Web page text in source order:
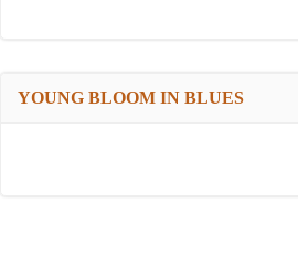
YOUNG BLOOM IN BLUES